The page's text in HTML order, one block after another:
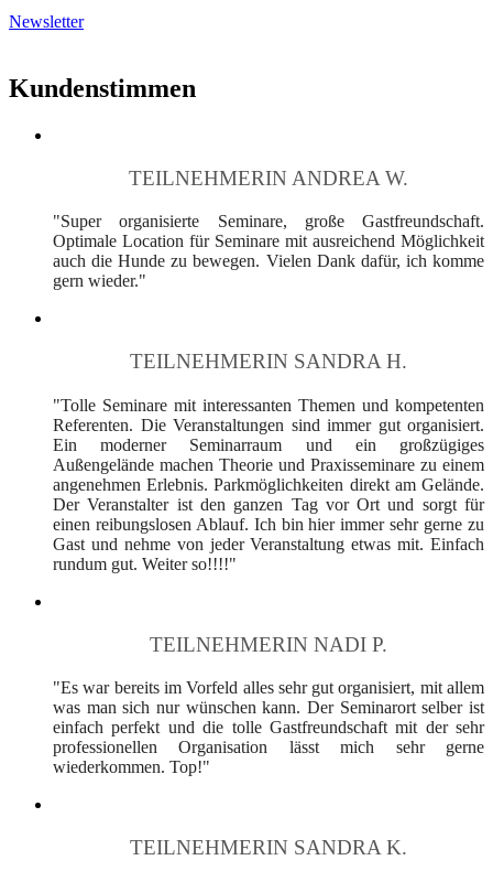
Newsletter
Kundenstimmen
TEILNEHMERIN ANDREA W.
"Super organisierte Seminare, große Gastfreundschaft.
Optimale Location für Seminare mit ausreichend Möglichkeit
auch die Hunde zu bewegen. Vielen Dank dafür, ich komme
gern wieder."
TEILNEHMERIN SANDRA H.
"Tolle Seminare mit interessanten Themen und kompetenten
Referenten. Die Veranstaltungen sind immer gut organisiert.
Ein moderner Seminarraum und ein großzügiges
Außengelände machen Theorie und Praxisseminare zu einem
angenehmen Erlebnis. Parkmöglichkeiten direkt am Gelände.
Der Veranstalter ist den ganzen Tag vor Ort und sorgt für
einen reibungslosen Ablauf. Ich bin hier immer sehr gerne zu
Gast und nehme von jeder Veranstaltung etwas mit. Einfach
rundum gut. Weiter so!!!!"
TEILNEHMERIN NADI P.
"Es war bereits im Vorfeld alles sehr gut organisiert, mit allem
was man sich nur wünschen kann. Der Seminarort selber ist
einfach perfekt und die tolle Gastfreundschaft mit der sehr
professionellen Organisation lässt mich sehr gerne
wiederkommen. Top!"
TEILNEHMERIN SANDRA K.